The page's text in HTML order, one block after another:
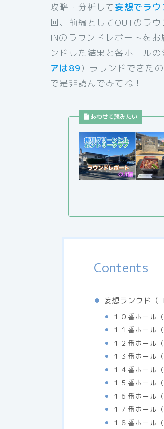
攻略・分析して妄想でラウ
回、前編としてOUTのラ
INのラウンドレポートを
ンドした結果と各ホール
アは89）ラウンドできた
で是非読んでみてね！
Contents
妄想ランウド（
１０番ホール
１１番ホール
１２番ホール
１３番ホール
１４番ホール
１５番ホール
１６番ホール
１７番ホール
１８番ホール